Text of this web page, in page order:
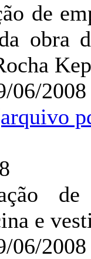
de
obra
06/2008
e
06/2008